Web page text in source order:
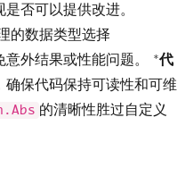
否可以提供改进。
的数据类型选择
意外结果或性能问题。 *代
确保代码保持可读性和可维
的清晰性胜过自定义